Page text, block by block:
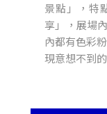
景點」，特
享」，展場
內都有色彩
現意想不到